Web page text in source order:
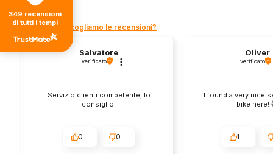
Come raccogliamo le recensioni?
Salvatore
verificato
Servizio clienti competente, lo
consiglio.
0 0
Oliver
verificato
I found a very nice
bike here!
1
349 recensioni
di tutti i tempi